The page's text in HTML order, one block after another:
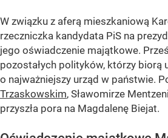
W związku z aferą mieszkaniową
rzeczniczka kandydata PiS na
jego oświadczenie majątkowe.
pozostałych polityków, którzy biorą
o najważniejszy urząd w państwie.
Trzaskowskim, Sławomirze
przyszła pora na Magdalenę Biejat.